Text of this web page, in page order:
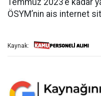
Temmuz 2023’e kadar
ÖSYM’nin ais internet
Kaynak: